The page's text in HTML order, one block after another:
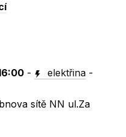
- elektřina -
sítě NN ul.Za